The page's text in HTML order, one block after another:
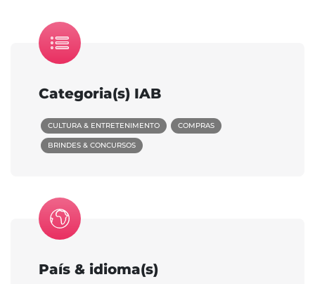
Categoria(s) IAB
CULTURA & ENTRETENIMENTO COMPRAS
BRINDES & CONCURSOS
País & idioma(s)